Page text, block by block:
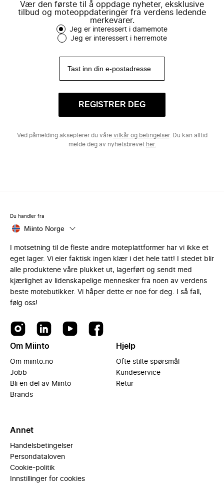
Vær den første til å oppdage nyheter, eksklusive
tilbud og moteoppdateringer fra verdens ledende
merkevarer.
Jeg er interessert i damemote
Jeg er interessert i herremote
REGISTRER DEG
Ved påmelding aksepterer du våre vilkår og betingelser. Du kan alltid
melde deg av nyhetsbrevet her.
Du handler fra
Miinto Norge
I motsetning til de fleste andre moteplattformer har vi ikke et
eget lager. Vi eier faktisk ingen klær i det hele tatt! I stedet blir
alle produktene våre plukket ut, lagerført og sendt med
kjærlighet av lidenskapelige mennesker fra noen av verdens
beste motebutikker. Vi håper dette er noe for deg. I så fall,
følg oss!
Om Miinto
Om miinto.no
Jobb
Bli en del av Miinto
Brands
Hjelp
Ofte stilte spørsmål
Kundeservice
Retur
Annet
Handelsbetingelser
Persondataloven
Cookie-politik
Innstillinger for cookies